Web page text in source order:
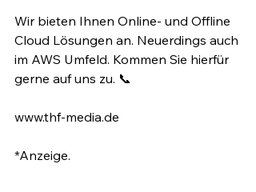
Wir bieten Ihnen Online- und Offline
Cloud Lösungen an. Neuerdings auch
im AWS Umfeld. Kommen Sie hierfür
gerne auf uns zu. 📞⁣
www.thf-media.de⁣
*Anzeige.⁣